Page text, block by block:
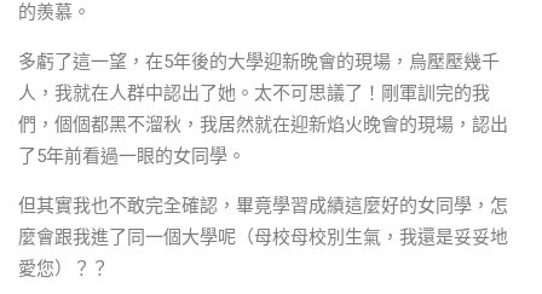
的羨慕。
多虧了這一望，在5年後的大學迎新晚會的現場，烏壓壓幾千
人，我就在人群中認出了她。太不可思議了！剛軍訓完的我
們，個個都黑不溜秋，我居然就在迎新焰火晚會的現場，認出
了5年前看過一眼的女同學。
但其實我也不敢完全確認，畢竟學習成績這麼好的女同學，怎
麼會跟我進了同一個大學呢（母校母校別生氣，我還是妥妥地
愛您）？？